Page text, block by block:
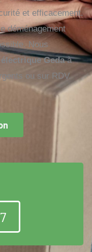
et efficacement.
déménagement
Nous
Gedaà
ou sur RDV.